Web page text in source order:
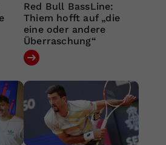
Red Bull BassLine:
Thiem hofft auf „die
eine oder andere
Überraschung“